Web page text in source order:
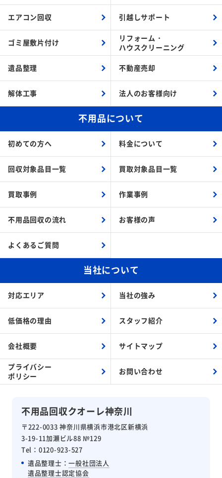
不用品回収クオーレ神奈川
〒222-0033 神奈川県横浜市港北区新横浜
3-19-11加瀬ビル88 №129
Tel：0120-923-527
遺品整理士：一般社団法人
遺品整理士認定協会
エアコン回収 引越しサポート
ゴミ屋敷片付け
リフォーム・
ハウスクリーニング
遺品整理 不動産売却
解体工事 法人のお客様向け
不用品について
初めての方へ 料金について
回収対象品目一覧 買取対象品目一覧
買取事例 作業事例
不用品回収の流れ お客様の声
よくあるご質問
当社について
対応エリア 当社の強み
低価格の理由 スタッフ紹介
会社概要 サイトマップ
プライバシー
ポリシー
お問い合わせ